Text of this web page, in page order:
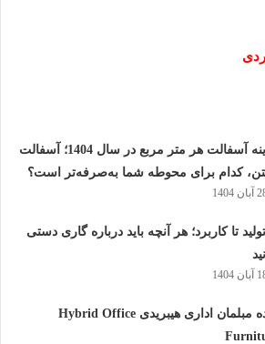
هزینه آسفالت هر متر مربع در سال 1404؛ آسفالت
بتن، کدام برای محوطه شما به‌صرفه‌تر است؟
1404
تولید تا کاربرد؛ هر آنچه باید درباره گاری دستی
1404
آینده مبلمان اداری هیبریدی Hybrid Office